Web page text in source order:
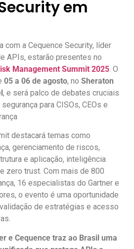
em
com a Cequence Security, líder
APIs, estarão presentes no
Management Summit 2025. O
05 a 06 de agosto, no Sheraton
, e será palco de debates cruciais
para CISOs, CEOs e
destacará temas como
gerenciamento de riscos,
e aplicação, inteligência
zero trust. Com mais de 800
16 especialistas do Gartner e
o evento é uma oportunidade
de estratégias e acesso
e Cequence traz ao Brasil uma